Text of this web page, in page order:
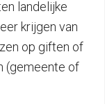
landelijke
krijgen van
op giften of
(gemeente of